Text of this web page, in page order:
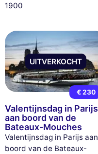
1900
UITVERKOCHT
€ 230
Valentijnsdag in Parijs
aan boord van de
Bateaux-Mouches
Valentijnsdag in Parijs aan
boord van de Bateaux-